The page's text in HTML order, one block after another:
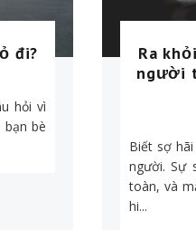
đi?
hỏi vì
bạn bè
Ra
người
Biết sợ
người. Sự
toàn, và
hi...